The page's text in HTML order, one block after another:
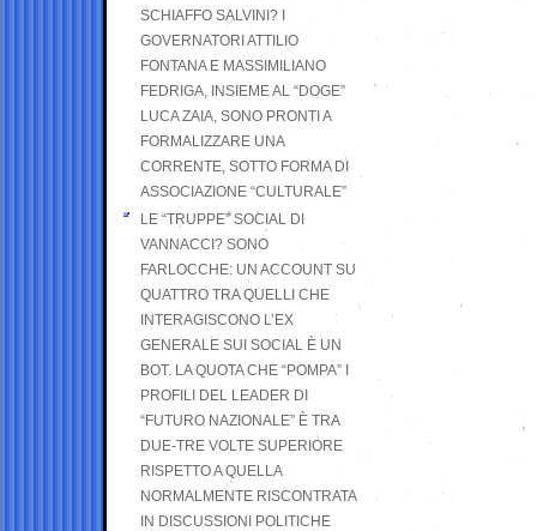
SCHIAFFO SALVINI? I
GOVERNATORI ATTILIO
FONTANA E MASSIMILIANO
FEDRIGA, INSIEME AL “DOGE”
LUCA ZAIA, SONO PRONTI A
FORMALIZZARE UNA
CORRENTE, SOTTO FORMA DI
ASSOCIAZIONE “CULTURALE”
LE “TRUPPE” SOCIAL DI
VANNACCI? SONO
FARLOCCHE: UN ACCOUNT SU
QUATTRO TRA QUELLI CHE
INTERAGISCONO L’EX
GENERALE SUI SOCIAL È UN
BOT. LA QUOTA CHE “POMPA” I
PROFILI DEL LEADER DI
“FUTURO NAZIONALE” È TRA
DUE-TRE VOLTE SUPERIORE
RISPETTO A QUELLA
NORMALMENTE RISCONTRATA
IN DISCUSSIONI POLITICHE